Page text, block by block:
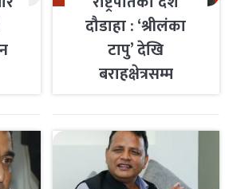
दौडाहा : ‘श्रीलंका
टापु’ देखि
बराहक्षेत्रसम्म